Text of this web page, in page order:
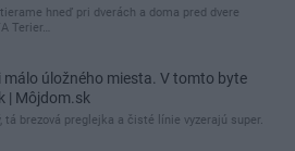
hneď pri dverách a doma pred dvere
Terier…
málo úložného miesta. V tomto byte
| Môjdom.sk
tá brezová preglejka a čisté línie vyzerajú super.